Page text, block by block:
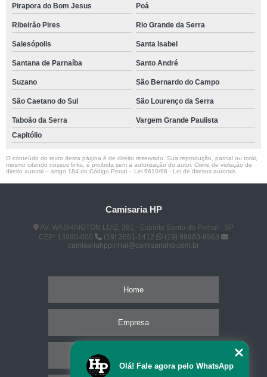
Pirapora do Bom Jesus Poá
Ribeirão Pires Rio Grande da Serra
Salesópolis Santa Isabel
Santana de Parnaíba Santo André
Suzano São Bernardo do Campo
São Caetano do Sul São Lourenço da Serra
Taboão da Serra
Vargem Grande Paulista
Capitólio
O conteúdo do texto desta página é de direito reservado. Sua reprodução, parcial ou total,
mesmo citando nossos links, é proibida sem a autorização do autor. Crime de violação de
direito autoral – artigo 184 do Código Penal – Lei 9610/98 - Lei de direitos autorais
Camisaria HP
AV. WASHINGTON LUIZ, 381 - Espírito Santo do Pinhal - SP
CEP: 13990-000
(19) 3651-1412
(19) 99983-9963
camisariahppinhal@camisariahp.com.br
Home
Empresa
Olá! Fale agora pelo WhatsApp